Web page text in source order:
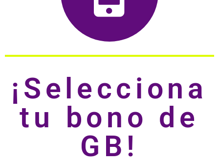
¡Selecciona
tu bono de
GB!